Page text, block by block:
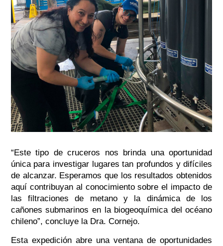
“Este tipo de cruceros nos brinda una oportunidad
única para investigar lugares tan profundos y difíciles
de alcanzar. Esperamos que los resultados obtenidos
aquí contribuyan al conocimiento sobre el impacto de
las filtraciones de metano y la dinámica de los
cañones submarinos en la biogeoquímica del océano
chileno”, concluye la Dra. Cornejo.
Esta expedición abre una ventana de oportunidades